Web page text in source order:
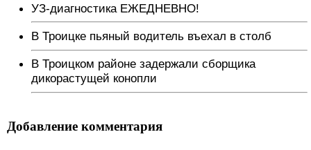
УЗ-диагностика ЕЖЕДНЕВНО!
В Троицке пьяный водитель въехал в столб
В Троицком районе задержали сборщика
дикорастущей конопли
Добавление комментария